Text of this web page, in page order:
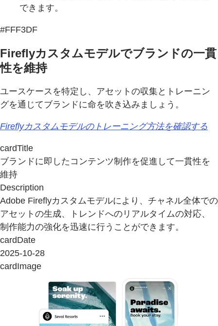
できます。
#FFF3DF
Fireflyカスタムモデルでブランドの一貫
性を維持
ユースケースを特定し、アセットの収集とトレーニン
グを通じてブランドに命を吹き込みましょう。
Fireflyカスタムモデルのトレーニング方法を確認する
cardTitle
ブランドに即したコンテンツ制作を促進して一貫性を
維持
Description
Adobe Fireflyカスタムモデルにより、チャネル全体での
アセットの生成、トレンドへのリアルタイムの対応、
制作能力の強化を迅速に行うことができます。
cardDate
2025-10-28
cardImage